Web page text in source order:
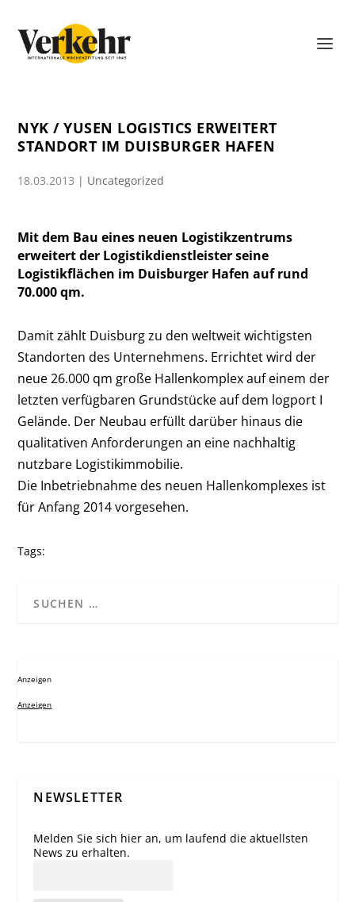
NYK / YUSEN LOGISTICS ERWEITERT
STANDORT IM DUISBURGER HAFEN
18.03.2013 | Uncategorized
Mit dem Bau eines neuen Logistikzentrums
erweitert der Logistikdienstleister seine
Logistikflächen im Duisburger Hafen auf rund
70.000 qm.
Damit zählt Duisburg zu den weltweit wichtigsten
Standorten des Unternehmens. Errichtet wird der
neue 26.000 qm große Hallenkomplex auf einem der
letzten verfügbaren Grundstücke auf dem logport I
Gelände. Der Neubau erfüllt darüber hinaus die
qualitativen Anforderungen an eine nachhaltig
nutzbare Logistikimmobilie.
Die Inbetriebnahme des neuen Hallenkomplexes ist
für Anfang 2014 vorgesehen.
Tags:
Anzeigen
Anzeigen
NEWSLETTER
Melden Sie sich hier an, um laufend die aktuellsten
News zu erhalten.